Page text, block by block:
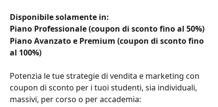
Disponibile solamente in:
Piano Professionale (coupon di sconto fino al 50%)
Piano Avanzato e Premium (coupon di sconto fino
al 100%)
Potenzia le tue strategie di vendita e marketing con
coupon di sconto per i tuoi studenti, sia individuali,
massivi, per corso o per accademia: